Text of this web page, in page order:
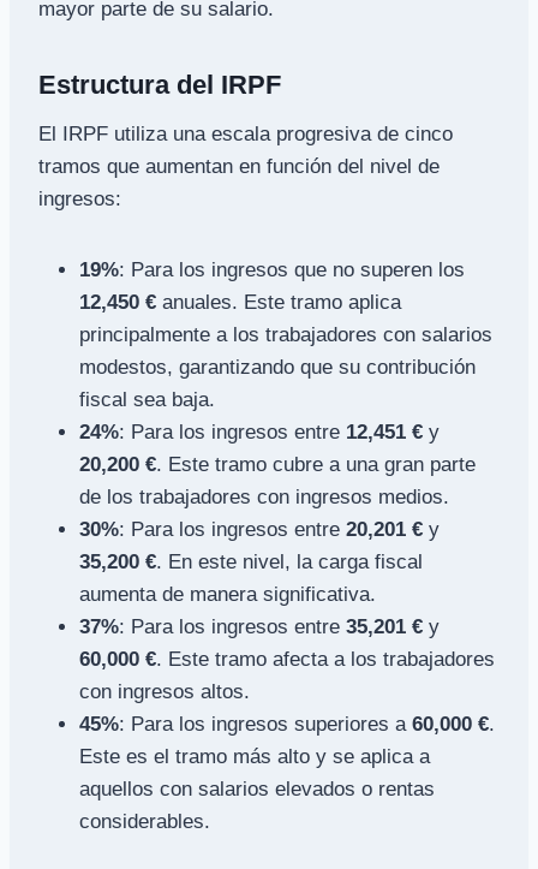
mayor parte de su salario.
Estructura del IRPF
El IRPF utiliza una escala progresiva de cinco
tramos que aumentan en función del nivel de
ingresos:
19%: Para los ingresos que no superen los
12,450 € anuales. Este tramo aplica
principalmente a los trabajadores con salarios
modestos, garantizando que su contribución
fiscal sea baja.
24%: Para los ingresos entre 12,451 € y
20,200 €. Este tramo cubre a una gran parte
de los trabajadores con ingresos medios.
30%: Para los ingresos entre 20,201 € y
35,200 €. En este nivel, la carga fiscal
aumenta de manera significativa.
37%: Para los ingresos entre 35,201 € y
60,000 €. Este tramo afecta a los trabajadores
con ingresos altos.
45%: Para los ingresos superiores a 60,000 €.
Este es el tramo más alto y se aplica a
aquellos con salarios elevados o rentas
considerables.